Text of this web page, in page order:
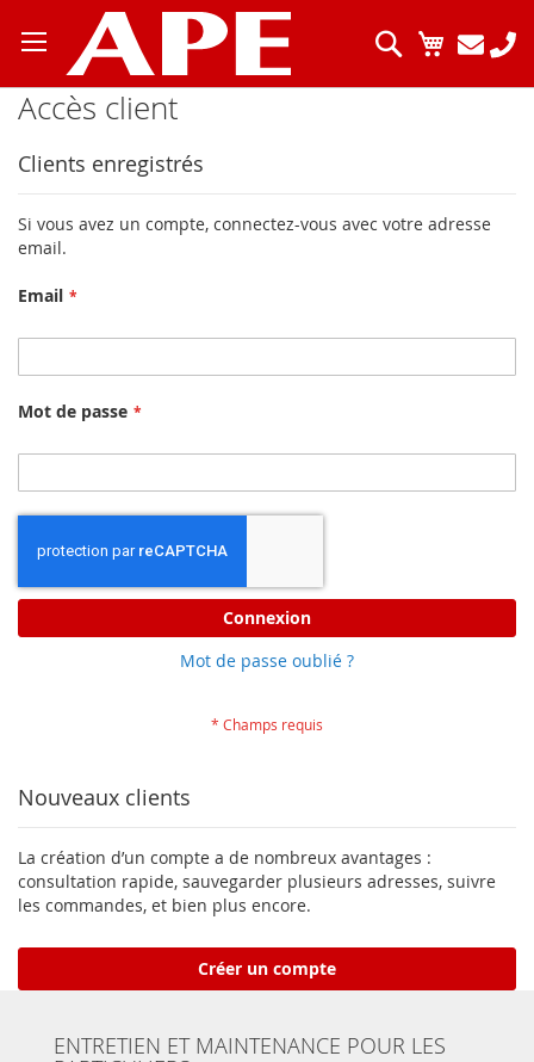
au
contenu
Mon
Chercher
Accès client
Clients enregistrés
Si vous avez un compte, connectez-vous avec votre adresse
email.
Email
Mot de passe
Connexion
Mot de passe oublié ?
Nouveaux clients
La création d’un compte a de nombreux avantages :
consultation rapide, sauvegarder plusieurs adresses, suivre
les commandes, et bien plus encore.
Créer un compte
ENTRETIEN ET MAINTENANCE POUR LES